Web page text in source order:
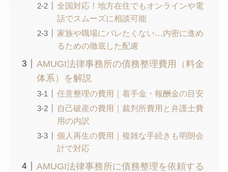
全国対応！地方在住でもオンラインや電
話でスムーズに相談可能
家族や職場にバレたくない…内密に進め
るための徹底した配慮
AMUGI法律事務所の債務整理費用（料金
体系）を解説
任意整理の費用｜着手金・報酬金の目安
自己破産の費用｜裁判所費用と弁護士費
用の内訳
個人再生の費用｜複雑な手続きも明朗会
計で対応
AMUGI法律事務所に債務整理を依頼する